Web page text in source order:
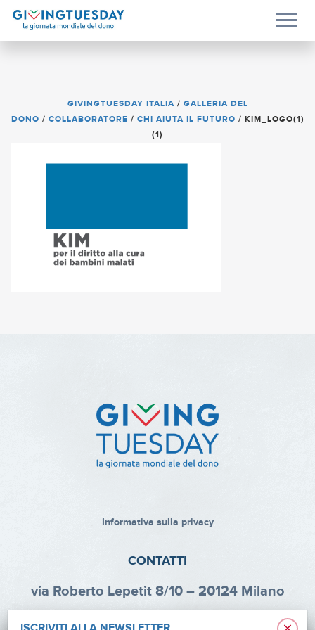
GIVINGTUESDAY ITALIA / GALLERIA DEL
DONO / COLLABORATORE / CHI AIUTA IL FUTURO / KIM_LOGO(1)
(1)
Informativa sulla privacy
CONTATTI
via Roberto Lepetit 8/10 – 20124 Milano